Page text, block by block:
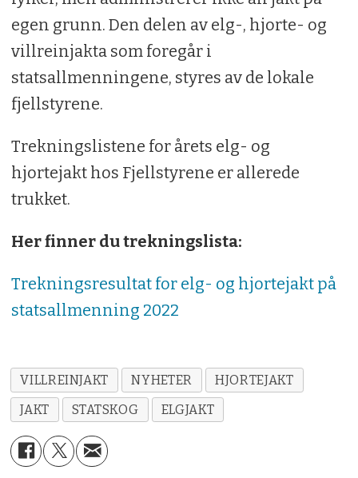
egen grunn. Den delen av elg-, hjorte- og
villreinjakta som foregår i
statsallmenningene, styres av de lokale
fjellstyrene.
Trekningslistene for årets elg- og
hjortejakt hos Fjellstyrene er allerede
trukket.
Her finner du trekningslista:
Trekningsresultat for elg- og hjortejakt på
statsallmenning 2022
VILLREINJAKT NYHETER
HJORTEJAKT
JAKT
STATSKOG ELGJAKT